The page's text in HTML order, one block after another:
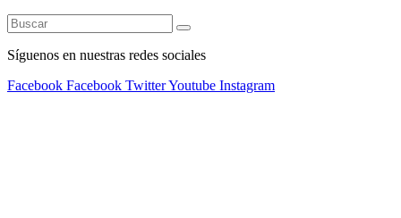
Síguenos en nuestras redes sociales
Facebook Facebook TwitterYoutube Instagram